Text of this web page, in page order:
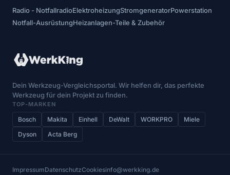
Radio - NotfallradioElektroheizungStromgeneratorPowerstation
Notfall-AusrüstungHeizanlagen-Teile & Zubehör
Dein Werkzeug-Vergleichsportal. Wir helfen dir, das perfekte
Werkzeug für dein Projekt zu finden.
TOP-MARKEN
Bosch Makita Einhell DeWalt WORKPRO
Miele
Dyson
Acta Berg
ImpressumDatenschutzCookiesinfo@werkking.de